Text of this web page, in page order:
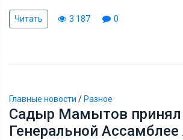
Читать 3 187 0
Главные новости / Разное
Садыр Мамытов принял
Генеральной